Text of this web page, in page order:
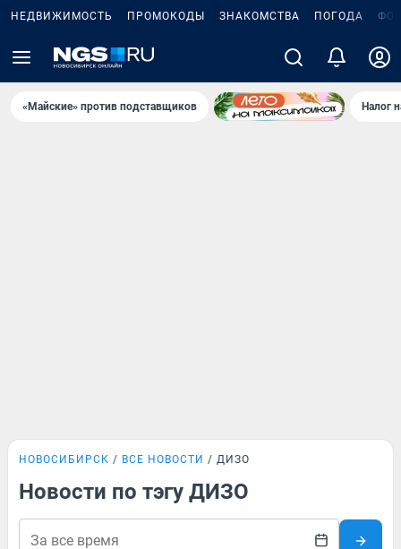
НЕДВИЖИМОСТЬ ПРОМОКОДЫ ЗНАКОМСТВА ПОГОДА
«Майские» против подставщиков Налог
НОВОСИБИРСК ВСЕ НОВОСТИ ДИЗО
Новости по тэгу ДИЗО